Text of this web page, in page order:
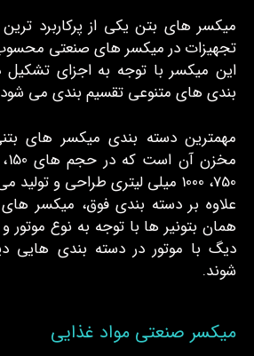
میکسر های بتن یکی از پرکاربرد
تجهیزات در میکسر های صنعتی
این میکسر با توجه به اجزای تشکیل
بندی های متنوعی تقسیم بندی می
مهمترین دسته بندی میکسر های
750، 1000 میلی لیتری طراحی و تولید می شوند.
علاوه بر دسته بندی فوق، میکسر
همان بتونیر ها با توجه به نوع
دیگ با موتور در دسته بندی هایی
شوند.
میکسر صنعتی مواد غذایی